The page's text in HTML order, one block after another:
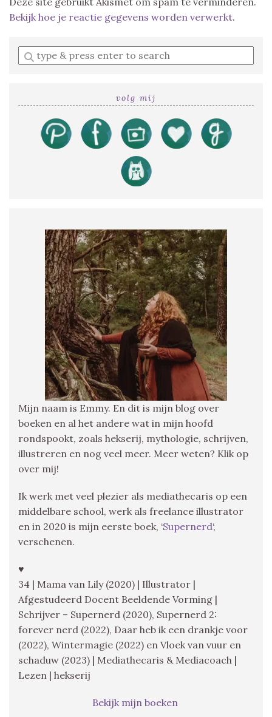
Bekijk hoe je reactie gegevens worden verwerkt.
Enter
a
volg mij
Mijn naam is Emmy. En dit is mijn blog over
boeken en al het andere wat in mijn hoofd
rondspookt, zoals hekserij, mythologie, schrijven,
illustreren en nog veel meer. Meer weten? Klik op
over mij!
Ik werk met veel plezier als mediathecaris op een
middelbare school, werk als freelance illustrator
en in 2020 is mijn eerste boek, ‘Supernerd‘,
verschenen.
♥
34 | Mama van Lily (2020) | Illustrator |
Afgestudeerd Docent Beeldende Vorming |
Schrijver – Supernerd (2020), Supernerd 2:
forever nerd (2022), Daar heb ik een drankje voor
(2022), Wintermagie (2022) en Vloek van vuur en
schaduw (2023) | Mediathecaris & Mediacoach |
Lezen | hekserij
Bekijk mijn boeken